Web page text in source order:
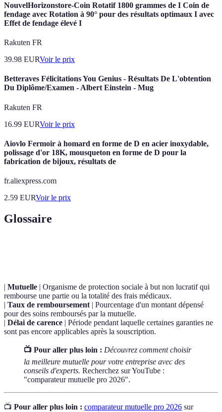
NouvelHorizonstore-Coin Rotatif 1800 grammes de I Coin de
fendage avec Rotation à 90° pour des résultats optimaux I avec
Effet de fendage élevé I
Rakuten FR
39.98 EURVoir le prix
Betteraves Félicitations You Genius - Résultats De L'obtention
Du Diplôme/Examen - Albert Einstein - Mug
Rakuten FR
16.99 EURVoir le prix
Aiovlo Fermoir à homard en forme de D en acier inoxydable,
polissage d'or 18K, mousqueton en forme de D pour la
fabrication de bijoux, résultats de
fr.aliexpress.com
2.59 EURVoir le prix
Glossaire
| Mutuelle | Organisme de protection sociale à but non lucratif qui
rembourse une partie ou la totalité des frais médicaux.
| Taux de remboursement | Pourcentage d'un montant dépensé
pour des soins remboursés par la mutuelle.
| Délai de carence | Période pendant laquelle certaines garanties ne
sont pas encore applicables après la souscription.
📺 Pour aller plus loin : Découvrez comment choisir
la meilleure mutuelle pour votre entreprise avec des
conseils d'experts. Recherchez sur YouTube :
"comparateur mutuelle pro 2026".
📺 Pour aller plus loin : comparateur mutuelle pro 2026 sur